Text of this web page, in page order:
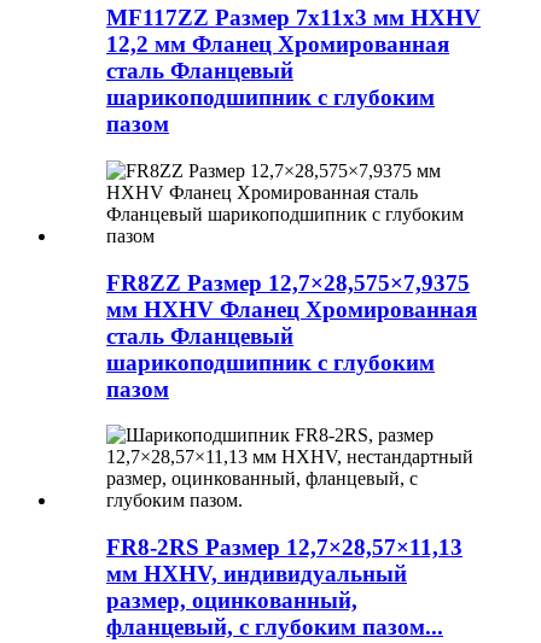
MF117ZZ Размер 7x11x3 мм HXHV
12,2 мм Фланец Хромированная
сталь Фланцевый
шарикоподшипник с глубоким
пазом
FR8ZZ Размер 12,7×28,575×7,9375
мм HXHV Фланец Хромированная
сталь Фланцевый
шарикоподшипник с глубоким
пазом
FR8-2RS Размер 12,7×28,57×11,13
мм HXHV, индивидуальный
размер, оцинкованный,
фланцевый, с глубоким пазом...